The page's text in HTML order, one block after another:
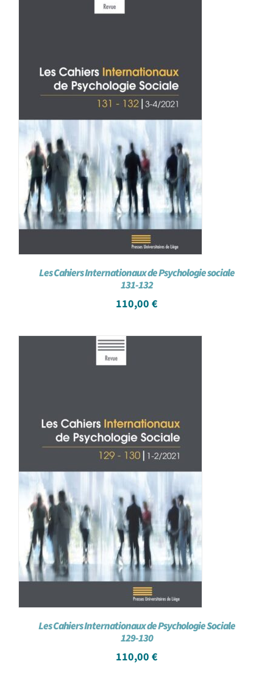
Les Cahiers Internationaux de Psychologie sociale
131-132
110,00 €
Les Cahiers Internationaux de Psychologie Sociale
129-130
110,00 €